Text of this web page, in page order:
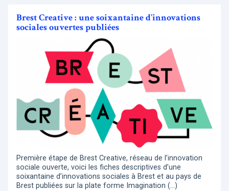
Brest Creative : une soixantaine d’innovations
sociales ouvertes publiées
Première étape de Brest Creative, réseau de l’innovation
sociale ouverte, voici les fiches descriptives d’une
soixantaine d’innovations sociales à Brest et au pays de
Brest publiées sur la plate forme Imagination (…)